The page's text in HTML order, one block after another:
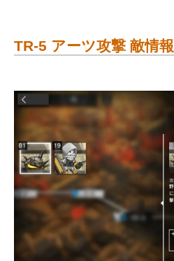
TR-5 アーツ攻撃 敵情報